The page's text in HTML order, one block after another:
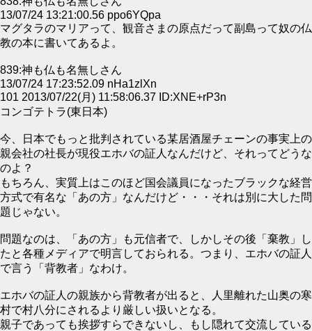
13/07/24 13:21:00.56 ppo6YQpa
マグタラのマリアって、観音さまの原点だって副島って奴の仏
教の本に書いてあるよ。
839:神も仏も名無しさん
13/07/24 17:23:52.09 nHa1zlXn
101 2013/07/22(月) 11:58:06.37 ID:XNE+rP3n
コンゴテトラ(東日本)
今、日本でもっと批判されている某居酒屋チェーンの事実上の
親会社の社長が現役エホバの証人なんだけど、それってどうな
のよ？
もちろん、実質上はこのほど国会議員になったブラックな経営
方式で有名な「あの方」なんだけど・・・それは別に大した問
題じゃない。
問題なのは、「あの方」も元信者で、しかしその後「棄教」し
たと各種メディアで明言しておられる。つまり、エホバの証人
で言う「背教者」なわけ。
エホバの証人の親族から背教者が出ると、人里離れた山奥の寒
村で村八分にされるより厳しい扱いとなる。
親子であっても挨拶すらできないし、もし隠れて交流している